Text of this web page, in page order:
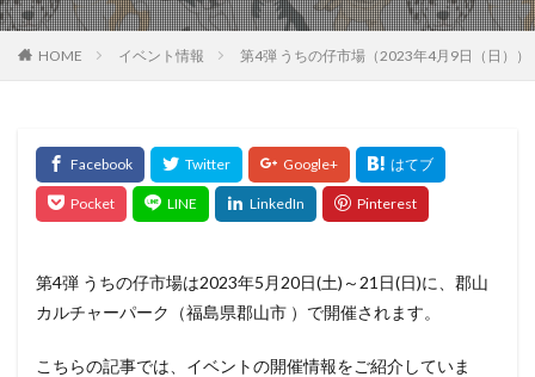
HOME イベント情報 第4弾 うちの仔市場（2023年4月9日（日）
第4弾 うちの仔市場は2023年5月20日(土)～21日(日)に、郡山
カルチャーパーク（福島県郡山市 ）で開催されます。
こちらの記事では、イベントの開催情報をご紹介していま